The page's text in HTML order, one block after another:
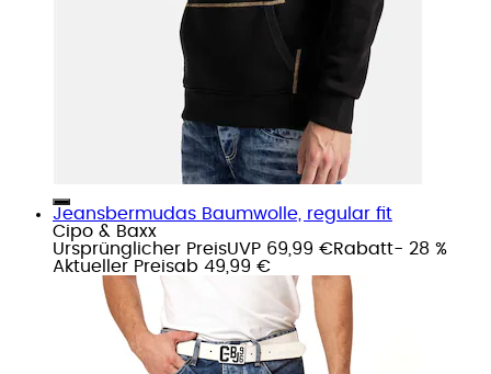
Jeansbermudas Baumwolle, regular fit
Cipo & Baxx
Ursprünglicher PreisUVP 69,99 €Rabatt- 28 %
Aktueller Preisab 49,99 €